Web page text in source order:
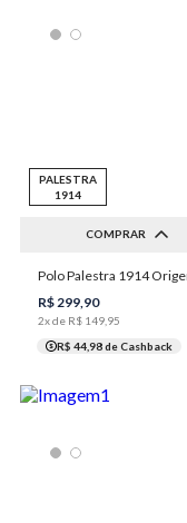
PALESTRA
1914
COMPRAR
M G GG XGG
R$299,90
2x de R$ 149 95
R$ 44,98de Cashback